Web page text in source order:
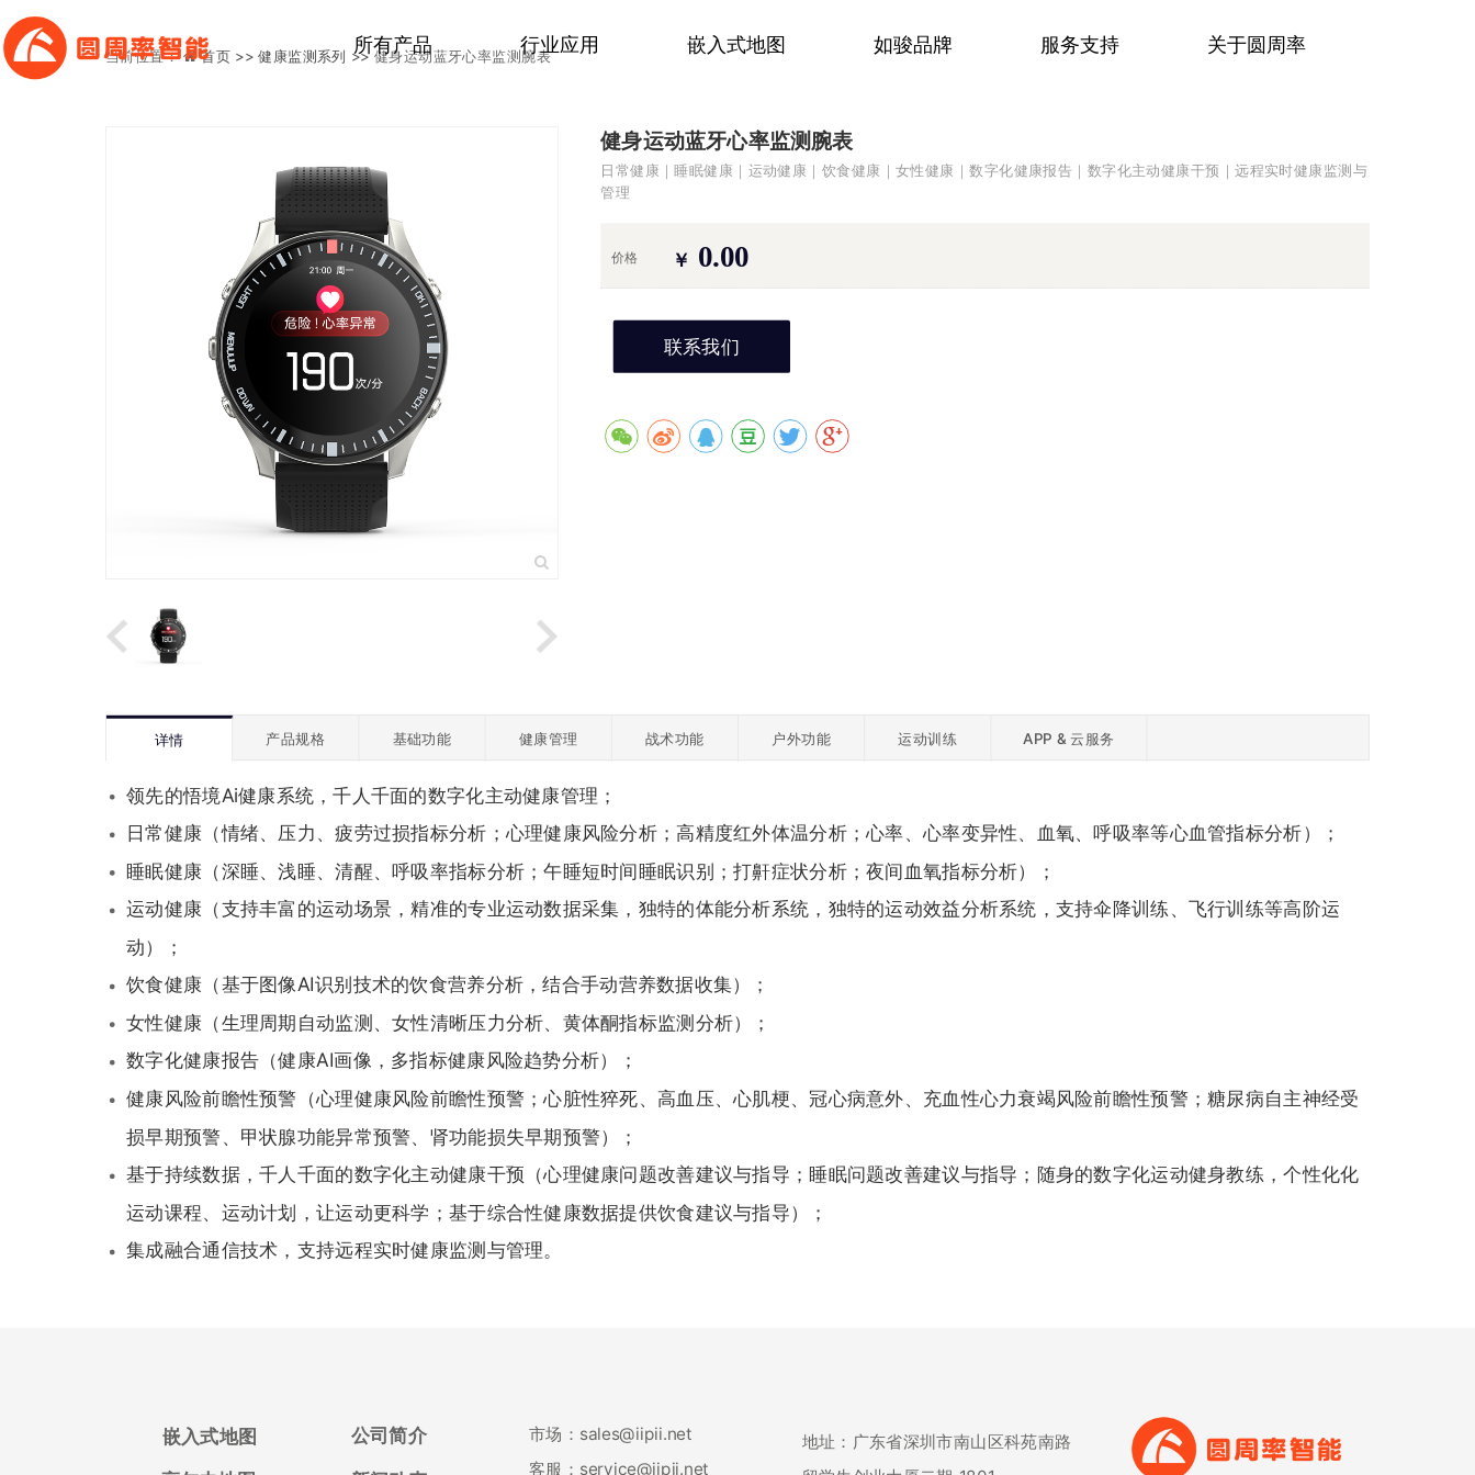
所有产品 行业应用 嵌入式地图 如骏品牌 服务支持 关于圆周率
当前位置： 首页 >>健康监测系列 >> 健身运动蓝牙心率监测腕表
健身运动蓝牙心率监测腕表
日常健康｜睡眠健康｜运动健康｜饮食健康｜女性健康｜数字化健康报告｜数字化主动健康干预｜远程实时健康监测与
管理
价格 ￥ 0.00
联系我们
详情 产品规格 基础功能 健康管理 战术功能 户外功能 运动训练 APP & 云服务
领先的悟境Ai健康系统，千人千面的数字化主动健康管理；
日常健康（情绪、压力、疲劳过损指标分析；心理健康风险分析；高精度红外体温分析；心率、心率变异性、血氧、呼吸率等心血管指标分析）；
睡眠健康（深睡、浅睡、清醒、呼吸率指标分析；午睡短时间睡眠识别；打鼾症状分析；夜间血氧指标分析）；
运动健康（支持丰富的运动场景，精准的专业运动数据采集，独特的体能分析系统，独特的运动效益分析系统，支持伞降训练、飞行训练等高阶运
动）；
饮食健康（基于图像AI识别技术的饮食营养分析，结合手动营养数据收集）；
女性健康（生理周期自动监测、女性清晰压力分析、黄体酮指标监测分析）；
数字化健康报告（健康AI画像，多指标健康风险趋势分析）；
健康风险前瞻性预警（心理健康风险前瞻性预警；心脏性猝死、高血压、心肌梗、冠心病意外、充血性心力衰竭风险前瞻性预警；糖尿病自主神经受
损早期预警、甲状腺功能异常预警、肾功能损失早期预警）；
基于持续数据，千人千面的数字化主动健康干预（心理健康问题改善建议与指导；睡眠问题改善建议与指导；随身的数字化运动健身教练，个性化化
运动课程、运动计划，让运动更科学；基于综合性健康数据提供饮食建议与指导）；
集成融合通信技术，支持远程实时健康监测与管理。
嵌入式地图 市场：sales@iipii.net
客服：service@iipii.net
地址：广东省深圳市南山区科苑南路
公司简介